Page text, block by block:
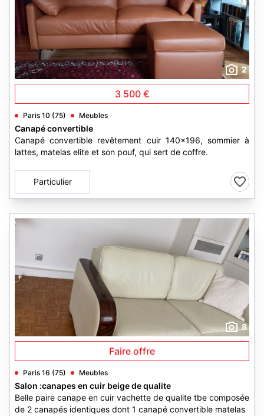
2
3 500 €
Paris 10 (75) Meubles
Canapé convertible
Canapé convertible revêtement cuir 140x196, sommier à
lattes, matelas elite et son pouf, qui sert de coffre.
Particulier
8
Faire offre
Paris 16 (75) Meubles
Salon :canapes en cuir beige de qualite
Belle paire canape en cuir vachette de qualite tbe composée
de 2 canapés identiques dont 1 canapé convertible matelas